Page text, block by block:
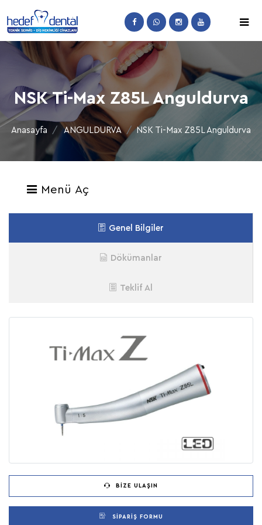
NSK Ti-Max Z85L Anguldurva
Anasayfa ANGULDURVA NSK Ti-Max Z85L Anguldurva
Menü Aç
Genel Bilgiler
Dökümanlar
Teklif Al
BIZE ULAŞIN
SIPARIŞ FORMU